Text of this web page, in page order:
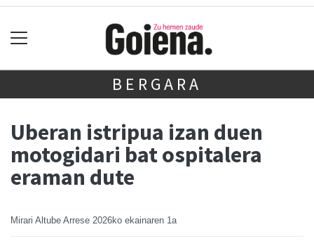
BERGARA
Uberan istripua izan duen
motogidari bat ospitalera
eraman dute
Mirari Altube Arrese 2026ko ekainaren 1a